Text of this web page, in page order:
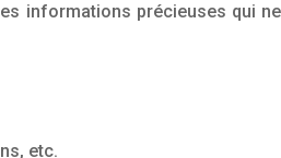
informations précieuses qui
etc.